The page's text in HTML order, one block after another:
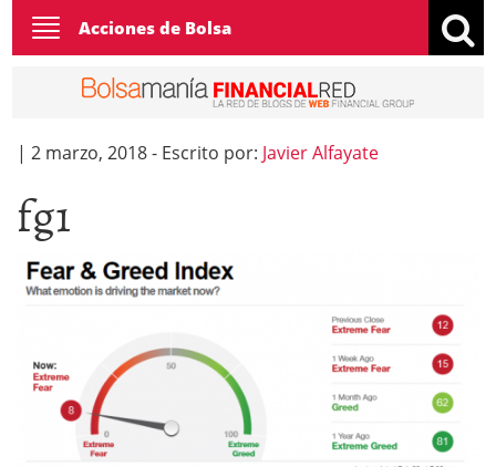
Toggle
navigation
Acciones de Bolsa
| 2 marzo, 2018- Escrito por: Javier Alfayate
fg1